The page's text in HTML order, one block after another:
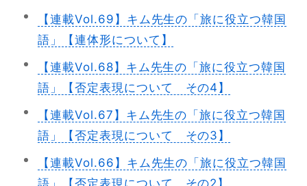
【連載Vol.69】キム先生の「旅に役立つ韓国
語」【連体形について】
【連載Vol.68】キム先生の「旅に役立つ韓国
語」【否定表現について その4】
【連載Vol.67】キム先生の「旅に役立つ韓国
語」【否定表現について その3】
【連載Vol.66】キム先生の「旅に役立つ韓国